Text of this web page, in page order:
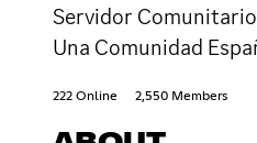
Servidor Comunitario
Una Comunidad
222 Online 2,550 Members